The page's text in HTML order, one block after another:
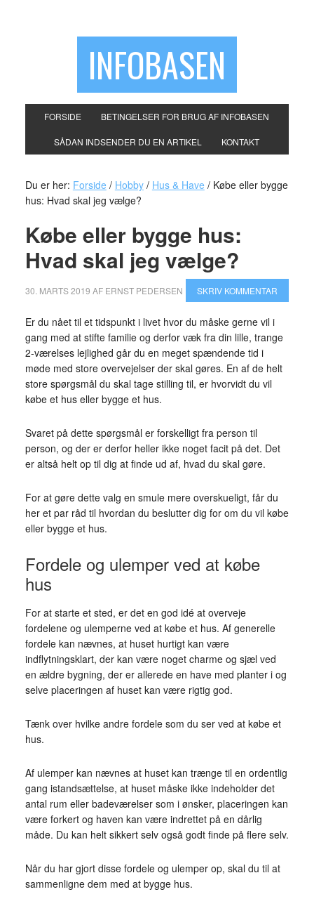
INFOBASEN
FORSIDE BETINGELSER FOR BRUG AF INFOBASEN
SÅDAN INDSENDER DU EN ARTIKEL KONTAKT
Du er her: Forside / Hobby / Hus & Have /Købe eller bygge
hus: Hvad skal jeg vælge?
Købe eller bygge hus:
Hvad skal jeg vælge?
30. MARTS 2019 AF ERNST PEDERSEN SKRIV KOMMENTAR
Er du nået til et tidspunkt i livet hvor du måske gerne vil i
gang med at stifte familie og derfor væk fra din lille, trange
2-værelses lejlighed går du en meget spændende tid i
møde med store overvejelser der skal gøres. En af de helt
store spørgsmål du skal tage stilling til, er hvorvidt du vil
købe et hus eller bygge et hus.
Svaret på dette spørgsmål er forskelligt fra person til
person, og der er derfor heller ikke noget facit på det. Det
er altså helt op til dig at finde ud af, hvad du skal gøre.
For at gøre dette valg en smule mere overskueligt, får du
her et par råd til hvordan du beslutter dig for om du vil købe
eller bygge et hus.
Fordele og ulemper ved at købe
hus
For at starte et sted, er det en god idé at overveje
fordelene og ulemperne ved at købe et hus. Af generelle
fordele kan nævnes, at huset hurtigt kan være
indflytningsklart, der kan være noget charme og sjæl ved
en ældre bygning, der er allerede en have med planter i og
selve placeringen af huset kan være rigtig god.
Tænk over hvilke andre fordele som du ser ved at købe et
hus.
Af ulemper kan nævnes at huset kan trænge til en ordentlig
gang istandsættelse, at huset måske ikke indeholder det
antal rum eller badeværelser som i ønsker, placeringen kan
være forkert og haven kan være indrettet på en dårlig
måde. Du kan helt sikkert selv også godt finde på flere selv.
Når du har gjort disse fordele og ulemper op, skal du til at
sammenligne dem med at bygge hus.